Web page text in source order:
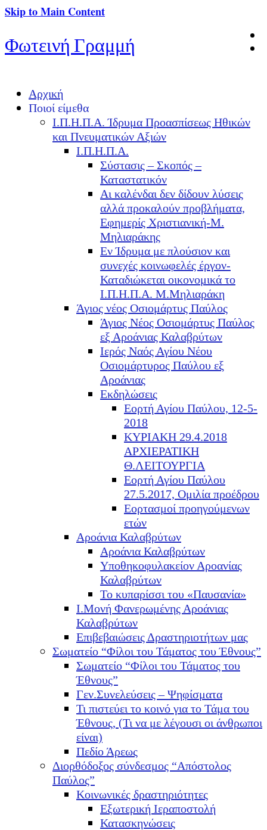
Skip to Main Content
Φωτεινή Γραμμή
Αρχική
Ποιοί είμεθα
Ι.Π.Η.Π.Α. Ίδρυμα Προασπίσεως Ηθικών
και Πνευματικών Αξιών
Ι.Π.Η.Π.Α.
Σύστασις – Σκοπός –
Καταστατικόν
Αι καλένδαι δεν δίδουν λύσεις
αλλά προκαλούν προβλήματα,
Εφημερίς Χριστιανική-Μ.
Μηλιαράκης
Εν Ίδρυμα με πλούσιον και
συνεχές κοινωφελές έργον-
Καταδιώκεται οικονομικά το
Ι.Π.Η.Π.Α. Μ.Μηλιαράκη
Άγιος νέος Οσιομάρτυς Παύλος
Άγιος Νέος Οσιομάρτυς Παύλος
εξ Αροάνιας Καλαβρύτων
Ιερός Ναός Αγίου Νέου
Οσιομάρτυρος Παύλου εξ
Αροάνιας
Εκδηλώσεις
Εορτή Αγίου Παύλου, 12-5-
2018
ΚΥΡΙΑΚΗ 29.4.2018
ΑΡΧΙΕΡΑΤΙΚΗ
Θ.ΛΕΙΤΟΥΡΓΙΑ
Εορτή Αγίου Παύλου
27.5.2017, Ομιλία προέδρου
Εορτασμοί προηγούμενων
ετών
Αροάνια Καλαβρύτων
Αροάνια Καλαβρύτων
Υποθηκοφυλακείον Αροανίας
Καλαβρύτων
Το κυπαρίσσι του «Παυσανία»
Ι.Μονή Φανερωμένης Αροάνιας
Καλαβρύτων
Επιβεβαιώσεις Δραστηριοτήτων μας
Σωματείο “Φίλοι του Τάματος του Έθνους”
Σωματείο “Φίλοι του Τάματος του
Έθνους”
Γεν.Συνελεύσεις – Ψηφίσματα
Τι πιστεύει το κοινό για το Τάμα του
Έθνους, (Τι να με λέγουσι οι άνθρωποι
είναι)
Πεδίο Άρεως
Διορθόδοξος σύνδεσμος “Απόστολος
Παύλος”
Κοινωνικές δραστηριότητες
Εξωτερική Ιεραποστολή
Κατασκηνώσεις